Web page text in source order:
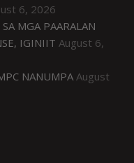
6, 2026
MGA PAARALAN
IGINIIT August 6,
NANUMPA August